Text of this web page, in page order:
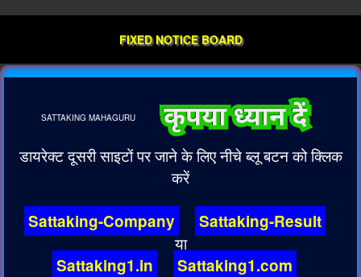
FIXED NOTICE BOARD
SATTAKING MAHAGURU
डायरेक्ट दूसरी साइटों पर जाने के लिए नीचे ब्लू बटन को क्लिक
करें
Sattaking-Company
Sattaking-Result
या
Sattaking1.in
Sattaking1.com